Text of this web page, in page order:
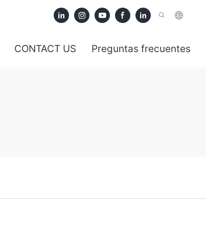
CONTACT US Preguntas frecuentes